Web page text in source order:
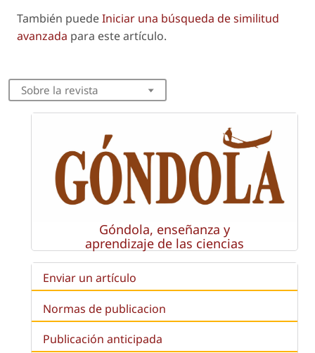
También puedeIniciar una búsqueda de similitud
avanzada para este artículo.
Sobre la revista
Góndola, enseñanza y
aprendizaje de las ciencias
Enviar un artículo
Normas de publicacion
Publicación anticipada